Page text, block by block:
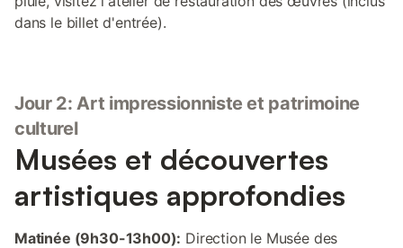
dans le billet d'entrée).
Jour 2: Art impressionniste et patrimoine
culturel
Musées et découvertes
artistiques approfondies
Matinée (9h30-13h00): Direction le Musée des